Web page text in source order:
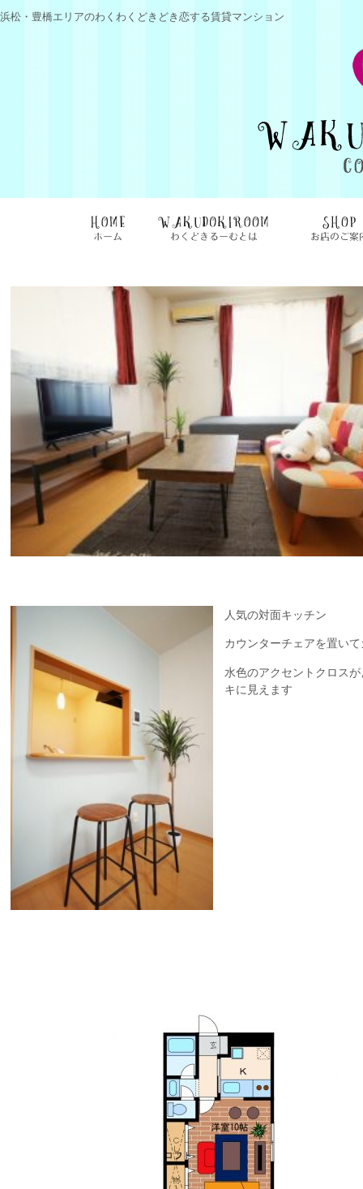
浜松・豊橋エリアのわくわくどきどき恋する賃貸マンション
人気の対面キッチン
カウンターチェアを置い
水色のアクセントクロス
キに見えます